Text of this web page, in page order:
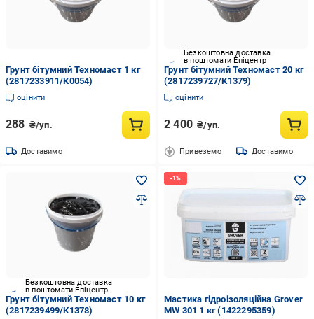
Грунт бітумний Техномаст 1 кг
(2817233911/К0054)
оцінити
288 ₴/уп.
Доставимо
Безкоштовна доставка
в поштомати Епіцентр
Грунт бітумний Техномаст 20 кг
(2817239727/К1379)
оцінити
2 400 ₴/уп.
Привеземо Доставимо
Безкоштовна доставка
в поштомати Епіцентр
Грунт бітумний Техномаст 10 кг
(2817239499/К1378)
Мастика гідроізоляційна Grover
MW 301 1 кг (1422295359)